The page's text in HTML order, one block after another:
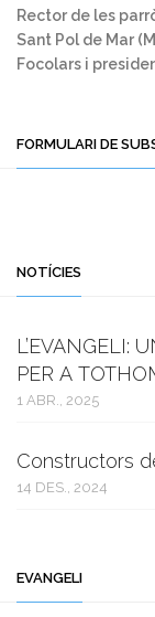
Rector de les
Sant Pol de Mar
Focolars i
FORMULARI DE
NOTÍCIES
L’EVANGELI:
PER A
1 ABR., 2025
Constructors
14 DES., 2024
EVANGELI